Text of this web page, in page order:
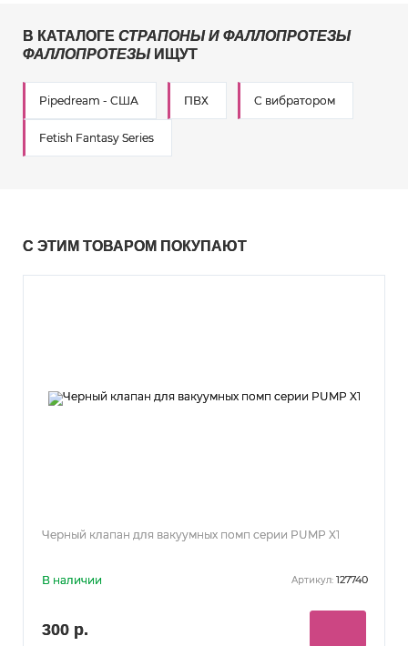
В КАТАЛОГЕ СТРАПОНЫ И ФАЛЛОПРОТЕЗЫ
ФАЛЛОПРОТЕЗЫИЩУТ
Pipedream - США ПВХ С вибратором
Fetish Fantasy Series
С ЭТИМ ТОВАРОМ ПОКУПАЮТ
Черный клапан для вакуумных помп серии PUMP X1
В наличии Артикул: 127740
300 р.